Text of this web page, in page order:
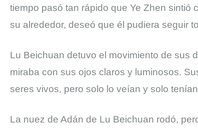
tiempo pasó tan rápido que Ye Zhen
su alrededor, deseó que él pudiera seguir
Lu Beichuan detuvo el movimiento de sus
miraba con sus ojos claros y luminosos.
seres vivos, pero solo lo veían y solo
La nuez de Adán de Lu Beichuan rodó,